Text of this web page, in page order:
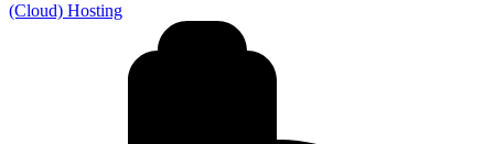
(Cloud) Hosting